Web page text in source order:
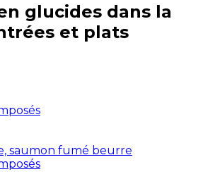
glucides dans la
et plats
saumon fumé beurre